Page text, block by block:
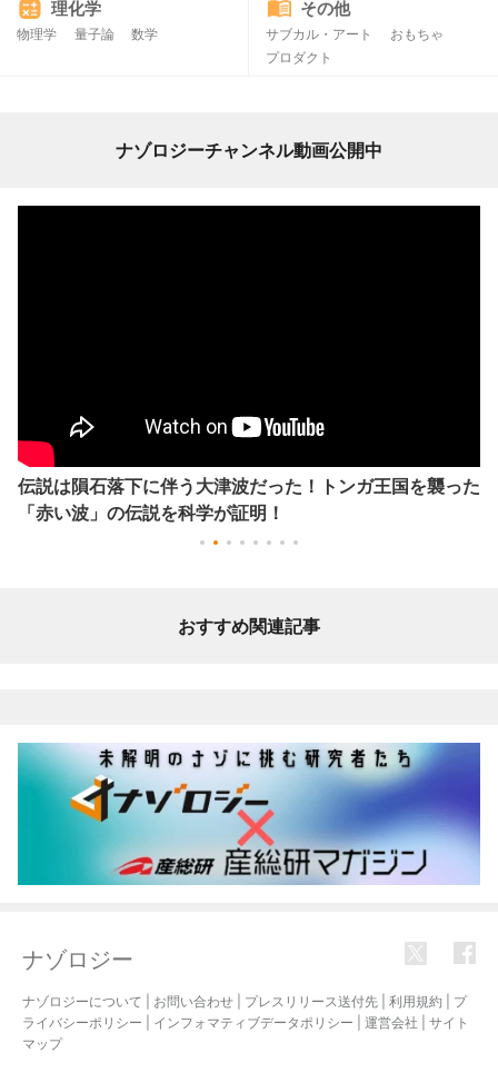
理化学
物理学 量子論 数学
その他
サブカル・アート
おもちゃ
プロダクト
ナゾロジーチャンネル動画公開中
伝説は隕石落下に伴う大津波だった！トンガ王国を襲った
「赤い波」の伝説を科学が証明！
おすすめ関連記事
ナゾロジー
ナゾロジーについて お問い合わせ プレスリリース送付先 利用規約
プ
ライバシーポリシー
インフォマティブデータポリシー 運営会社
サイト
マップ